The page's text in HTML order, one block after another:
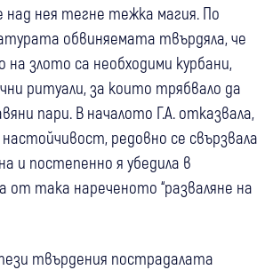
над нея тегне тежка магия. По
обвиняемата твърдяла, че
на злото са необходими курбани,
ритуали, за които трябвало да
пари. В началото Г.А. отказвала,
редовно се свързвала
и постепенно я убедила в
от така нареченото “разваляне на
твърдения пострадалата